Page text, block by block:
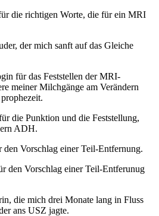
die richtigen Worte, die für ein MRI
der mich sanft auf das Gleiche
für das Feststellen der MRI-
meiner Milchgänge am Verändern
die Punktion und die Feststellung,
ADH.
Vorschlag einer Teil-Entfernung.
den Vorschlag einer Teil-Entferunug
die mich drei Monate lang in Fluss
ans USZ jagte.